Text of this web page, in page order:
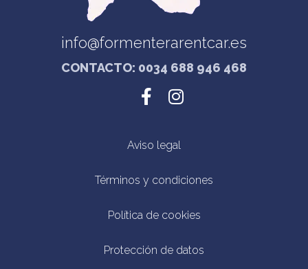
info@formenterarentcar.es
CONTACTO: 0034 688 946 468
Aviso legal
Términos y condiciones
Política de cookies
Protección de datos